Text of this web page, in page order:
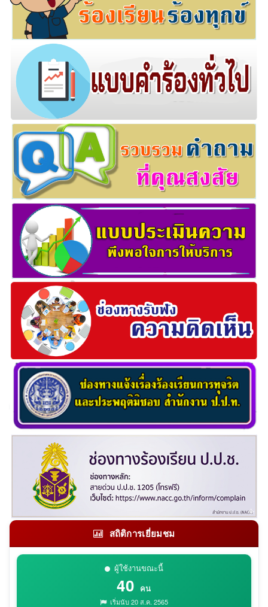
สถิติการเยี่ยมชม
ผู้ใช้งานขณะนี้
40 คน
เริ่มนับ 20 ส.ค. 2565